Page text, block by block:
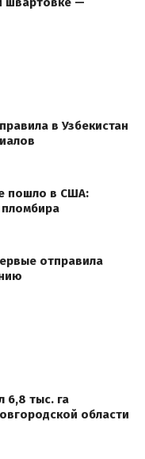
в Узбекистан
пошло в США:
пломбира
отправила
6,8 тыс. га
области